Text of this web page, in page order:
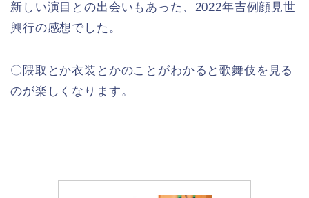
新しい演目との出会いもあった、2022年吉例顔見世
興行の感想でした。
〇隈取とか衣装とかのことがわかると歌舞伎を見る
のが楽しくなります。